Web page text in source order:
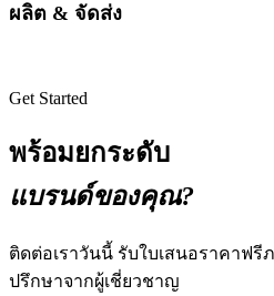
ผลิต & จัดส่ง
Get Started
พร้อมยกระดับ
แบรนด์ของคุณ?
ติดต่อเราวันนี้ รับใบเสนอราคาฟรี
ปรึกษาจากผู้เชี่ยวชาญ